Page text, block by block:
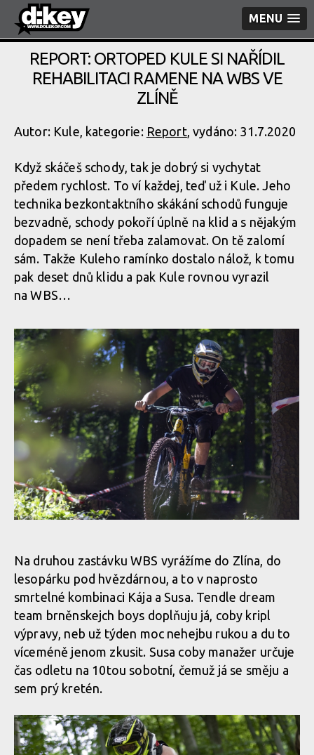
MENU
REPORT: ORTOPED KULE SI NAŘÍDIL
REHABILITACI RAMENE NA WBS VE
ZLÍNĚ
Autor: Kule, kategorie: Report, vydáno: 31.7.2020
Když skáčeš schody, tak je dobrý si vychytat
předem rychlost. To ví každej, teď už i Kule. Jeho
technika bezkontaktního skákání schodů funguje
bezvadně, schody pokoří úplně na klid a s nějakým
dopadem se není třeba zalamovat. On tě zalomí
sám. Takže Kuleho ramínko dostalo nálož, k tomu
pak deset dnů klidu a pak Kule rovnou vyrazil
na WBS…
Na druhou zastávku WBS vyrážíme do Zlína, do
lesopárku pod hvězdárnou, a to v naprosto
smrtelné kombinaci Kája a Susa. Tendle dream
team brněnskejch boys doplňuju já, coby kripl
výpravy, neb už týden moc nehejbu rukou a du to
víceméně jenom zkusit. Susa coby manažer určuje
čas odletu na 10tou sobotní, čemuž já se směju a
sem prý kretén.